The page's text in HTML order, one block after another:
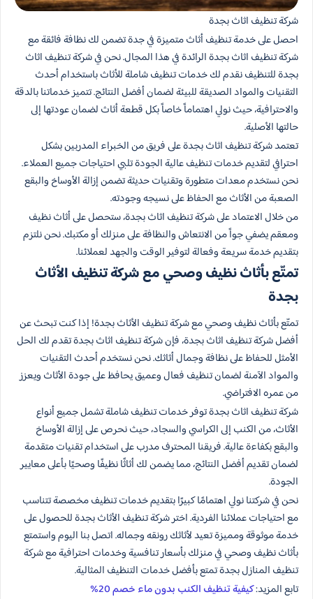
شركة تنظيف اثاث بجدة
احصل على خدمة تنظيف أثاث متميزة في جدة تضمن لك نظافة فائقة مع
شركة تنظيف اثاث بجدة الرائدة في هذا المجال. نحن في شركة تنظيف اثاث
بجدة للتنظيف نقدم لك خدمات تنظيف شاملة للأثاث باستخدام أحدث
التقنيات والمواد الصديقة للبيئة لضمان أفضل النتائج. تتميز خدماتنا بالدقة
والاحترافية، حيث نولي اهتماماً خاصاً بكل قطعة أثاث لضمان عودتها إلى
حالتها الأصلية.
تعتمد شركة تنظيف اثاث بجدة على فريق من الخبراء المدربين بشكل
احترافي لتقديم خدمات تنظيف عالية الجودة تلبي احتياجات جميع العملاء.
نحن نستخدم معدات متطورة وتقنيات حديثة تضمن إزالة الأوساخ والبقع
الصعبة من الأثاث مع الحفاظ على نسيجه وجودته.
من خلال الاعتماد على شركة تنظيف اثاث بجدة، ستحصل على أثاث نظيف
ومعقم يضفي جواً من الانتعاش والنظافة على منزلك أو مكتبك. نحن نلتزم
بتقديم خدمة سريعة وفعالة لتوفير الوقت والجهد لعملائنا.
تمتّع بأثاث نظيف وصحي مع شركة تنظيف الأثاث
بجدة
تمتّع بأثاث نظيف وصحي مع شركة تنظيف الأثاث بجدة! إذا كنت تبحث عن
أفضل شركة تنظيف اثاث بجدة، فإن شركة تنظيف اثاث بجدة تقدم لك الحل
الأمثل للحفاظ على نظافة وجمال أثاثك. نحن نستخدم أحدث التقنيات
والمواد الآمنة لضمان تنظيف فعال وعميق يحافظ على جودة الأثاث ويعزز
من عمره الافتراضي.
شركة تنظيف اثاث بجدة توفر خدمات تنظيف شاملة تشمل جميع أنواع
الأثاث، من الكنب إلى الكراسي والسجاد، حيث نحرص على إزالة الأوساخ
والبقع بكفاءة عالية. فريقنا المحترف مدرب على استخدام تقنيات متقدمة
لضمان تقديم أفضل النتائج، مما يضمن لك أثاثًا نظيفًا وصحيًا بأعلى معايير
الجودة.
نحن في شركتنا نولي اهتمامًا كبيرًا بتقديم خدمات تنظيف مخصصة تتناسب
مع احتياجات عملائنا الفردية. اختر شركة تنظيف الأثاث بجدة للحصول على
خدمة موثوقة ومميزة تعيد لأثاثك رونقه وجماله. اتصل بنا اليوم واستمتع
بأثاث نظيف وصحي في منزلك بأسعار تنافسية وخدمات احترافية مع شركة
تنظيف المنازل بجدة تمتع بأفضل خدمات التنظيف المثالية.
تابع المزيد:كيفية تنظيف الكنب بدون ماء خصم 20%